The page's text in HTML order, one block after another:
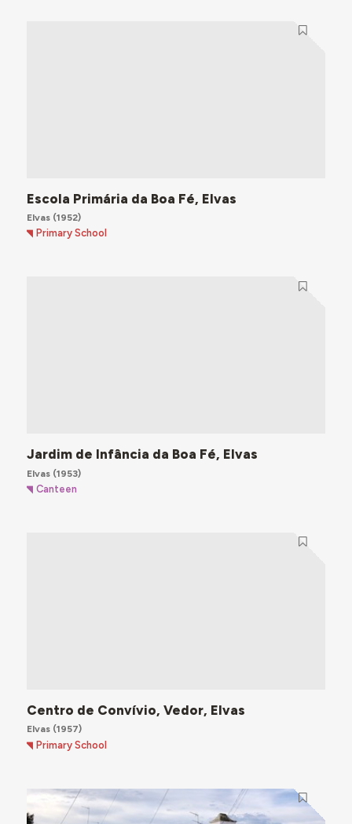
Escola Primária da Boa Fé, Elvas
Elvas(1952)
Primary School
Jardim de Infância da Boa Fé, Elvas
Elvas(1953)
Canteen
Centro de Convívio, Vedor, Elvas
Elvas(1957)
Primary School